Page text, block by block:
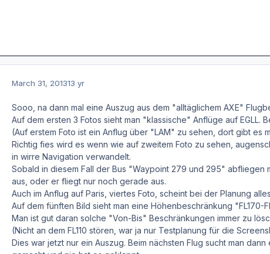
March 31, 201313 yr
Sooo, na dann mal eine Auszug aus dem "alltäglichem AXE"
Auf dem ersten 3 Fotos sieht man "klassische" Anflüge auf EGLL.
(Auf erstem Foto ist ein Anflug über "LAM" zu sehen, dort gibt es
Richtig fies wird es wenn wie auf zweitem Foto zu sehen,
in wirre Navigation verwandelt.
Sobald in diesem Fall der Bus "Waypoint 279 und 295"
aus, oder er fliegt nur noch gerade aus.
Auch im Anflug auf Paris, viertes Foto, scheint bei der Planung
Auf dem fünften Bild sieht man eine Höhenbeschränkung "FL170-
Man ist gut daran solche "Von-Bis" Beschränkungen immer zu
(Nicht an dem FL110 stören, war ja nur Testplanung für die
Dies war jetzt nur ein Auszug. Beim nächsten Flug sucht man